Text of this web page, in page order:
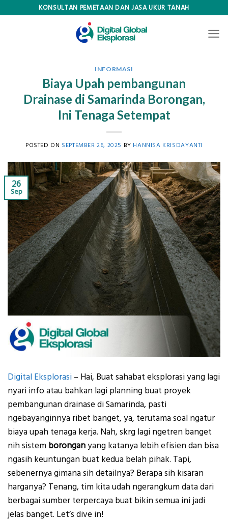
KONSULTAN PEMETAAN DAN JASA UKUR TANAH
INFORMASI
Biaya Upah pembangunan
Drainase di Samarinda Borongan,
Ini Tenaga Setempat
POSTED ON SEPTEMBER 26, 2025 BY HANNISA KRISDAYANTI
26
Sep
Digital Eksplorasi – Hai, Buat sahabat eksplorasi yang lagi
nyari info atau bahkan lagi planning buat proyek
pembangunan drainase di Samarinda, pasti
ngebayanginnya ribet banget, ya, terutama soal ngatur
biaya upah tenaga kerja. Nah, skrg lagi ngetren banget
nih sistem boronganyang katanya lebih efisien dan bisa
ngasih keuntungan buat kedua belah pihak. Tapi,
sebenernya gimana sih detailnya? Berapa sih kisaran
harganya? Tenang, tim kita udah ngerangkum data dari
berbagai sumber terpercaya buat bikin semua ini jadi
jelas banget. Let’s dive in!